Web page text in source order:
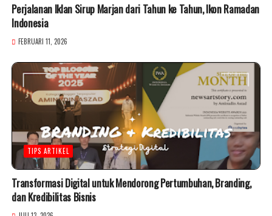
Perjalanan Iklan Sirup Marjan dari Tahun ke Tahun, Ikon Ramadan
Indonesia
FEBRUARI 11, 2026
TIPS ARTIKEL
Transformasi Digital untuk Mendorong Pertumbuhan, Branding,
dan Kredibilitas Bisnis